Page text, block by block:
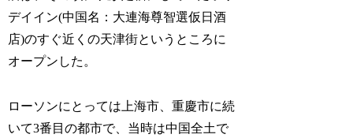
デイイン(中国名：大連海尊智選仮日酒
店)のすぐ近くの天津街というところに
オープンした。
ローソンにとっては上海市、重慶市に続
いて3番目の都市で、当時は中国全土で